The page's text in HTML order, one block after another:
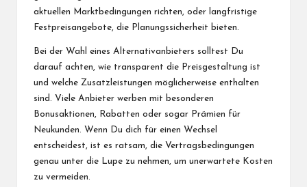
aktuellen Marktbedingungen richten, oder langfristige
Festpreisangebote, die Planungssicherheit bieten.
Bei der Wahl eines Alternativanbieters solltest Du
darauf achten, wie transparent die Preisgestaltung ist
und welche Zusatzleistungen möglicherweise enthalten
sind. Viele Anbieter werben mit besonderen
Bonusaktionen, Rabatten oder sogar Prämien für
Neukunden. Wenn Du dich für einen Wechsel
entscheidest, ist es ratsam, die Vertragsbedingungen
genau unter die Lupe zu nehmen, um unerwartete Kosten
zu vermeiden.